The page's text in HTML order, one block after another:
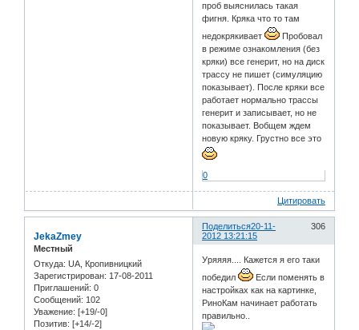
проб выяснилась такая
фигня. Кряка что то там
недокрякивает
Пробовал
в режиме ознакомления (без
кряки) все генерит, но на диск
трассу не пишет (симуляцию
показывает). После кряки все
работает нормально трассы
генерит и записывает, но не
показывает. Вобщем ждем
новую кряку. Грустно все это
0
Цитировать
Поделиться 306
20-11-
2012 13:21:15
JekaZmey
Местный
Откуда: UA, Кропивницкий
Зарегистрирован: 17-08-2011
Приглашений: 0
Сообщений: 102
Уважение: [+19/-0]
Позитив: [+14/-2]
Уряяяя.... Кажется я его таки
победил
Если поменять в
настройках как на картинке,
РиноКам начинает работать
правильно..